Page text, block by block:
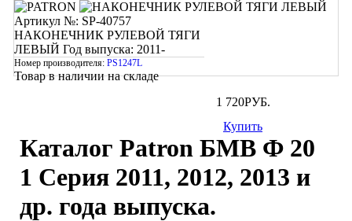
Артикул №: SP-40757
НАКОНЕЧНИК РУЛЕВОЙ ТЯГИ
ЛЕВЫЙ Год выпуска: 2011-
Номер производителя: PS1247L
Товар в наличии на складе
1 720РУБ.
Купить
Каталог Patron БМВ Ф 20
1 Cерия 2011, 2012, 2013 и
др. года выпуска.